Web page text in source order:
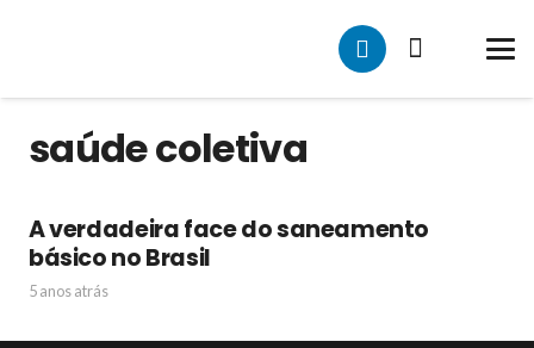
saúde coletiva
A verdadeira face do saneamento
básico no Brasil
5 anos atrás